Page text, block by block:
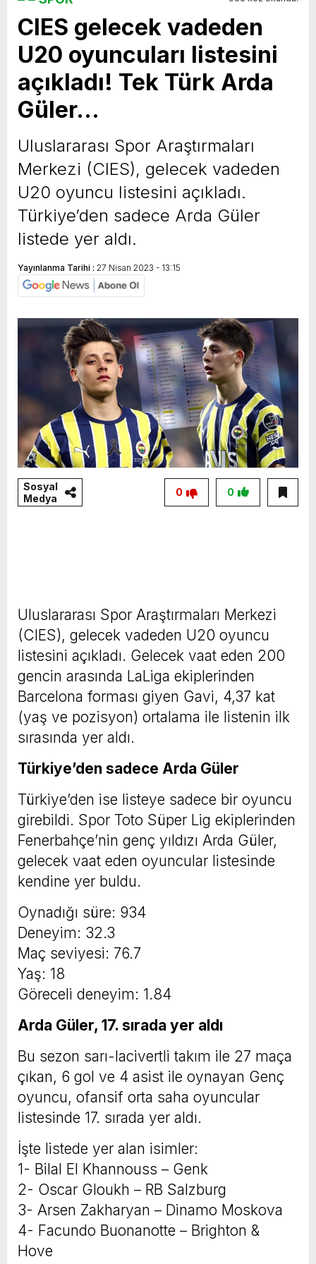
yeni özellikler belli oldu
CIES gelecek vadeden
U20 oyuncuları listesini
açıkladı! Tek Türk Arda
Güler…
Uluslararası Spor Araştırmaları
Merkezi (CIES), gelecek vadeden
U20 oyuncu listesini açıkladı.
Türkiye’den sadece Arda Güler
listede yer aldı.
Yayınlanma Tarihi : 27 Nisan 2023 - 13:15
Sosyal
Medya
0
0
Uluslararası Spor Araştırmaları Merkezi
(CIES), gelecek vadeden U20 oyuncu
listesini açıkladı. Gelecek vaat eden 200
gencin arasında LaLiga ekiplerinden
Barcelona forması giyen Gavi, 4,37 kat
(yaş ve pozisyon) ortalama ile listenin ilk
sırasında yer aldı.
Türkiye’den sadece Arda Güler
Türkiye’den ise listeye sadece bir oyuncu
girebildi. Spor Toto Süper Lig ekiplerinden
Fenerbahçe’nin genç yıldızı Arda Güler,
gelecek vaat eden oyuncular listesinde
kendine yer buldu.
Oynadığı süre: 934
Deneyim: 32.3
Maç seviyesi: 76.7
Yaş: 18
Göreceli deneyim: 1.84
Arda Güler, 17. sırada yer aldı
Bu sezon sarı-lacivertli takım ile 27 maça
çıkan, 6 gol ve 4 asist ile oynayan Genç
oyuncu, ofansif orta saha oyuncular
listesinde 17. sırada yer aldı.
İşte listede yer alan isimler:
1- Bilal El Khannouss – Genk
2- Oscar Gloukh – RB Salzburg
3- Arsen Zakharyan – Dinamo Moskova
4- Facundo Buonanotte – Brighton &
Hove